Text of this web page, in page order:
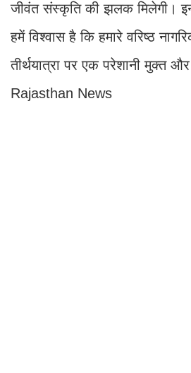
जीवंत संस्कृति की झलक मिलेगी।
हमें विश्वास है कि हमारे वरिष्ठ
तीर्थयात्रा पर एक परेशानी मुक्त
Rajasthan News